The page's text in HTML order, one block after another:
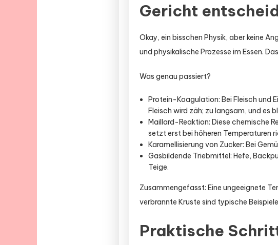
Gericht
Okay, ein bisschen Physik, aber keine
und physikalische Prozesse im Essen.
Was genau passiert?
Protein-Koagulation: Bei Fleisch und
Fleisch wird zäh; zu langsam, und es
Maillard-Reaktion: Diese chemische
setzt erst bei höheren Temperaturen
Karamellisierung von Zucker: Bei
Gasbildende Triebmittel: Hefe,
Teige.
Zusammengefasst: Eine ungeeignete
verbrannte Kruste sind typische
Praktische